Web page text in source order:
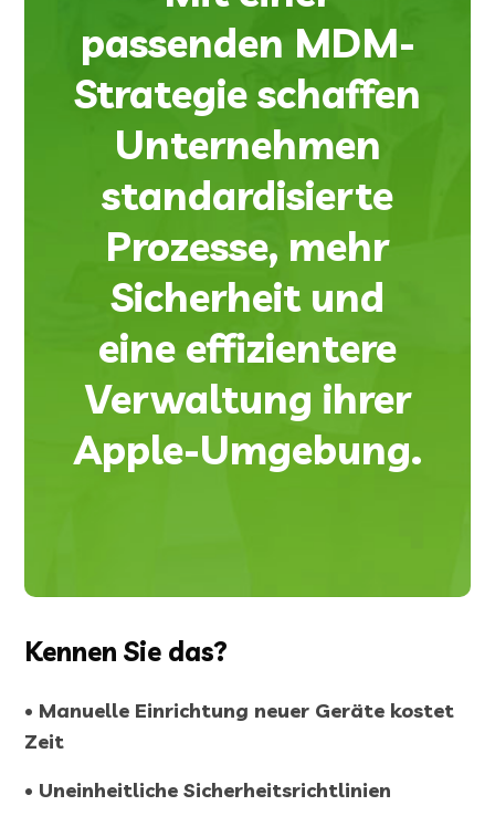
passenden MDM-
Strategie schaffen
Unternehmen
standardisierte
Prozesse, mehr
Sicherheit und
eine effizientere
Verwaltung ihrer
Apple-Umgebung.
Kennen Sie das?
• Manuelle Einrichtung neuer Geräte kostet
Zeit
• Uneinheitliche Sicherheitsrichtlinien